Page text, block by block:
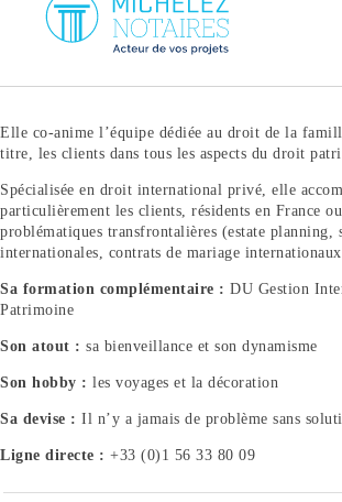
ANNONCES
RSE
Elle co-anime l’équipe dédiée au droit de la
titre, les clients dans tous les aspects du droit
Spécialisée en droit international privé, elle
particulièrement les clients, résidents en France
problématiques transfrontalières (estate planning,
internationales, contrats de mariage
Sa formation complémentaire : DU Gestion
Patrimoine
Son atout : sa bienveillance et son dynamisme
Son hobby : les voyages et la décoration
Sa devise : Il n’y a jamais de problème sans
Ligne directe : +33 (0)1 56 33 80 09
Panneau de gestion des cookies